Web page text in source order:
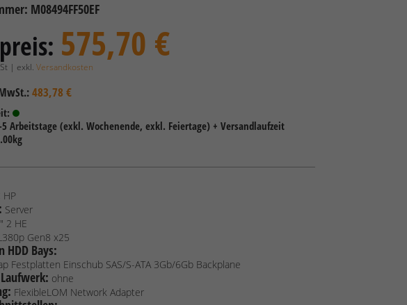
M08494FF50EF
575,70 €
| exkl.Versandkosten
483,78 €
Arbeitstage (exkl. Wochenende, exkl. Feiertage) + Versandlaufzeit
HP
Server
2 HE
Gen8 x25
HDD Bays:
Festplatten Einschub SAS/S-ATA 3Gb/6Gb Backplane
ohne
FlexibleLOM Network Adapter